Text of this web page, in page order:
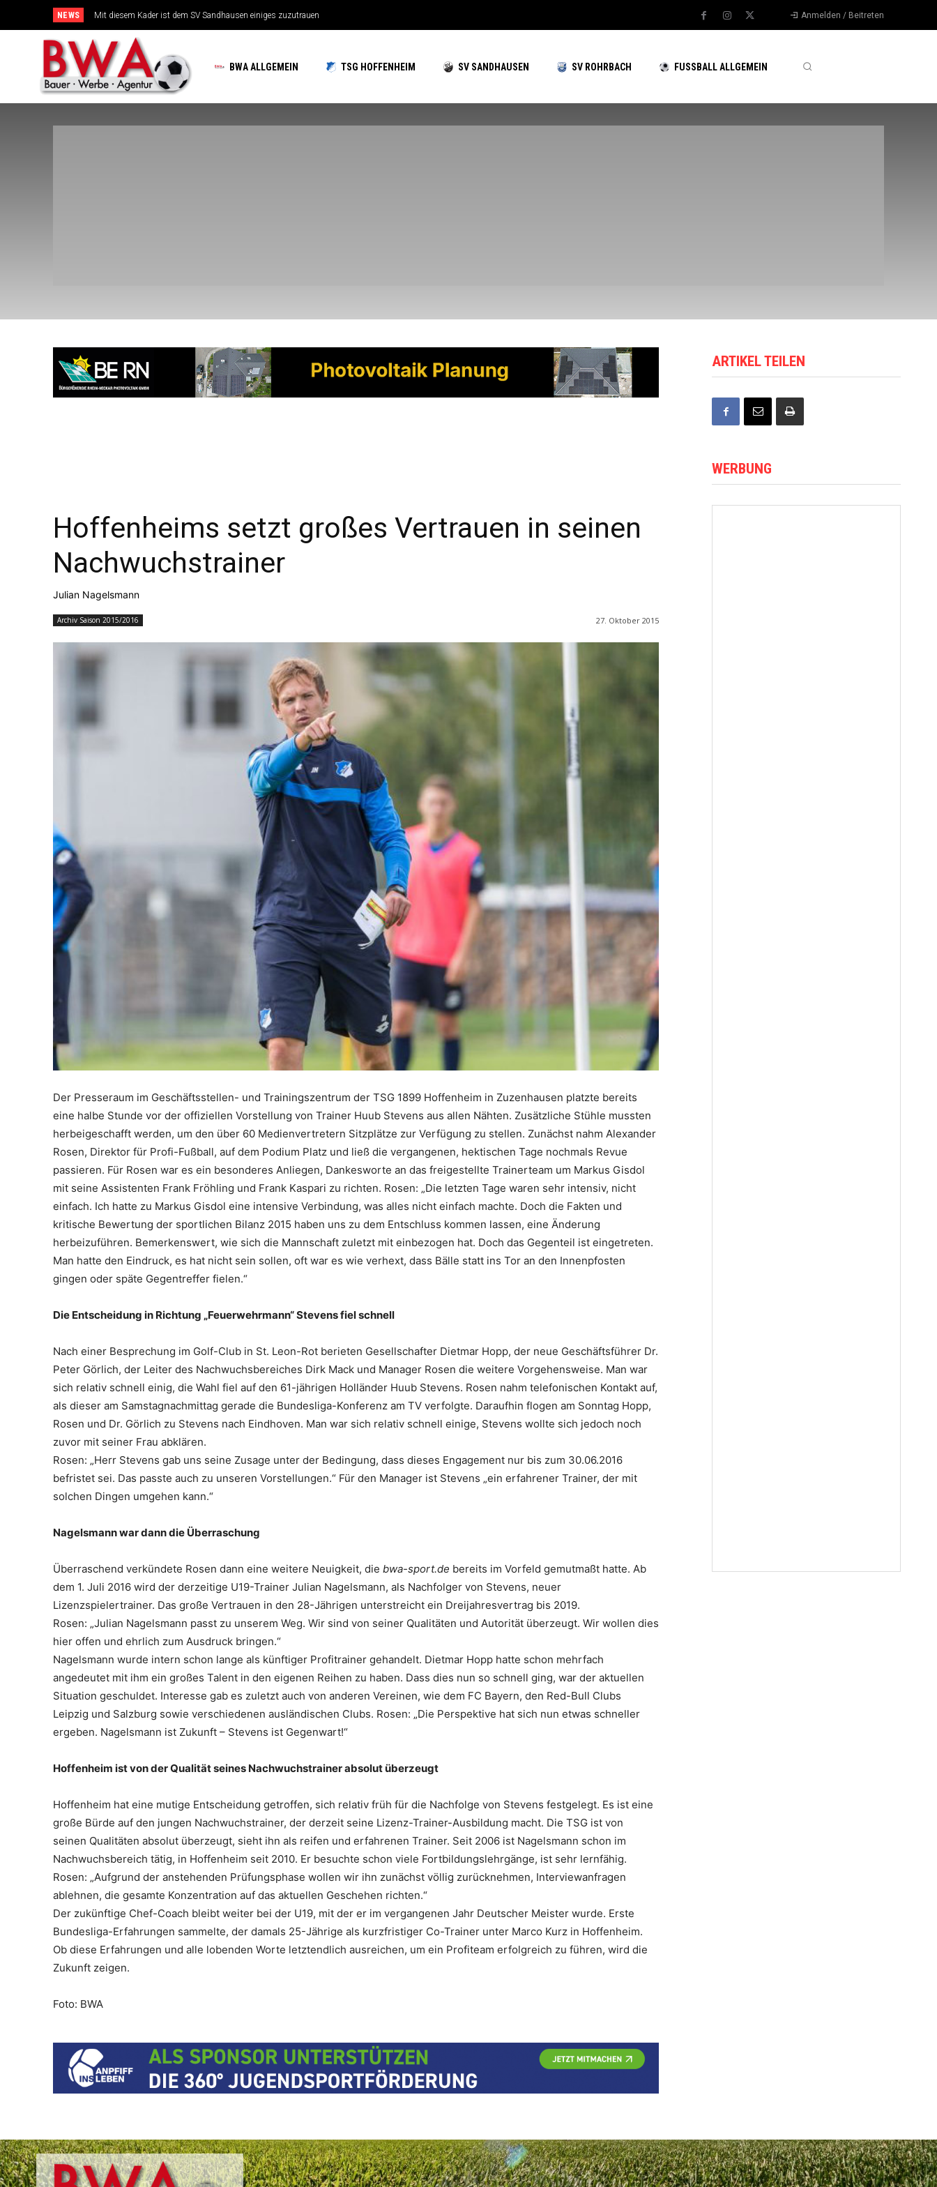
NEWS Mit diesem Kader ist dem SV Sandhausen einiges zuzutrauen
TSG-Erfolgsarchitekten sehen sich für den Tanz auf drei Hochzeiten gut aufgestellt Anmelden / Beitreten
BWA ALLGEMEIN TSG HOFFENHEIM SV SANDHAUSEN SV ROHRBACH FUSSBALL ALLGEMEIN
Hoffenheims setzt großes Vertrauen in seinen
Nachwuchstrainer
Julian Nagelsmann
Archiv Saison 2015/2016 27. Oktober 2015
Der Presseraum im Geschäftsstellen- und Trainingszentrum der TSG 1899 Hoffenheim in Zuzenhausen platzte bereits
eine halbe Stunde vor der offiziellen Vorstellung von Trainer Huub Stevens aus allen Nähten. Zusätzliche Stühle mussten
herbeigeschafft werden, um den über 60 Medienvertretern Sitzplätze zur Verfügung zu stellen. Zunächst nahm Alexander
Rosen, Direktor für Profi-Fußball, auf dem Podium Platz und ließ die vergangenen, hektischen Tage nochmals Revue
passieren. Für Rosen war es ein besonderes Anliegen, Dankesworte an das freigestellte Trainerteam um Markus Gisdol
mit seine Assistenten Frank Fröhling und Frank Kaspari zu richten. Rosen: „Die letzten Tage waren sehr intensiv, nicht
einfach. Ich hatte zu Markus Gisdol eine intensive Verbindung, was alles nicht einfach machte. Doch die Fakten und
kritische Bewertung der sportlichen Bilanz 2015 haben uns zu dem Entschluss kommen lassen, eine Änderung
herbeizuführen. Bemerkenswert, wie sich die Mannschaft zuletzt mit einbezogen hat. Doch das Gegenteil ist eingetreten.
Man hatte den Eindruck, es hat nicht sein sollen, oft war es wie verhext, dass Bälle statt ins Tor an den Innenpfosten
gingen oder späte Gegentreffer fielen.“
Die Entscheidung in Richtung „Feuerwehrmann“ Stevens fiel schnell
Nach einer Besprechung im Golf-Club in St. Leon-Rot berieten Gesellschafter Dietmar Hopp, der neue Geschäftsführer Dr.
Peter Görlich, der Leiter des Nachwuchsbereiches Dirk Mack und Manager Rosen die weitere Vorgehensweise. Man war
sich relativ schnell einig, die Wahl fiel auf den 61-jährigen Holländer Huub Stevens. Rosen nahm telefonischen Kontakt auf,
als dieser am Samstagnachmittag gerade die Bundesliga-Konferenz am TV verfolgte. Daraufhin flogen am Sonntag Hopp,
Rosen und Dr. Görlich zu Stevens nach Eindhoven. Man war sich relativ schnell einige, Stevens wollte sich jedoch noch
zuvor mit seiner Frau abklären.
Rosen: „Herr Stevens gab uns seine Zusage unter der Bedingung, dass dieses Engagement nur bis zum 30.06.2016
befristet sei. Das passte auch zu unseren Vorstellungen.“ Für den Manager ist Stevens „ein erfahrener Trainer, der mit
solchen Dingen umgehen kann.“
Nagelsmann war dann die Überraschung
Überraschend verkündete Rosen dann eine weitere Neuigkeit, die bwa-sport.de bereits im Vorfeld gemutmaßt hatte. Ab
dem 1. Juli 2016 wird der derzeitige U19-Trainer Julian Nagelsmann, als Nachfolger von Stevens, neuer
Lizenzspielertrainer. Das große Vertrauen in den 28-Jährigen unterstreicht ein Dreijahresvertrag bis 2019.
Rosen: „Julian Nagelsmann passt zu unserem Weg. Wir sind von seiner Qualitäten und Autorität überzeugt. Wir wollen dies
hier offen und ehrlich zum Ausdruck bringen.“
Nagelsmann wurde intern schon lange als künftiger Profitrainer gehandelt. Dietmar Hopp hatte schon mehrfach
angedeutet mit ihm ein großes Talent in den eigenen Reihen zu haben. Dass dies nun so schnell ging, war der aktuellen
Situation geschuldet. Interesse gab es zuletzt auch von anderen Vereinen, wie dem FC Bayern, den Red-Bull Clubs
Leipzig und Salzburg sowie verschiedenen ausländischen Clubs. Rosen: „Die Perspektive hat sich nun etwas schneller
ergeben. Nagelsmann ist Zukunft – Stevens ist Gegenwart!“
Hoffenheim ist von der Qualität seines Nachwuchstrainer absolut überzeugt
Hoffenheim hat eine mutige Entscheidung getroffen, sich relativ früh für die Nachfolge von Stevens festgelegt. Es ist eine
große Bürde auf den jungen Nachwuchstrainer, der derzeit seine Lizenz-Trainer-Ausbildung macht. Die TSG ist von
seinen Qualitäten absolut überzeugt, sieht ihn als reifen und erfahrenen Trainer. Seit 2006 ist Nagelsmann schon im
Nachwuchsbereich tätig, in Hoffenheim seit 2010. Er besuchte schon viele Fortbildungslehrgänge, ist sehr lernfähig.
Rosen: „Aufgrund der anstehenden Prüfungsphase wollen wir ihn zunächst völlig zurücknehmen, Interviewanfragen
ablehnen, die gesamte Konzentration auf das aktuellen Geschehen richten.“
Der zukünftige Chef-Coach bleibt weiter bei der U19, mit der er im vergangenen Jahr Deutscher Meister wurde. Erste
Bundesliga-Erfahrungen sammelte, der damals 25-Jährige als kurzfristiger Co-Trainer unter Marco Kurz in Hoffenheim.
Ob diese Erfahrungen und alle lobenden Worte letztendlich ausreichen, um ein Profiteam erfolgreich zu führen, wird die
Zukunft zeigen.
Foto: BWA
ARTIKEL TEILEN
WERBUNG